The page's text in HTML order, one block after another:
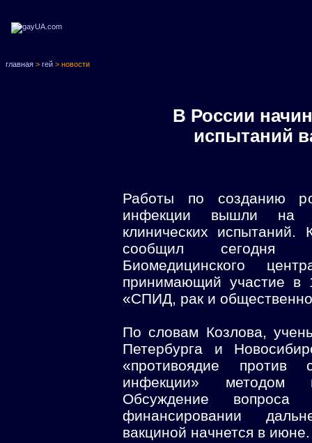
главная > гей > новости
В России
испытаний
Работы по созданию
инфекции вышли на
клинических
сообщил сегодня
Биомедицинского
принимающий участие в
«СПИД, рак и
По словам Козлова,
Петербурга и
«противоядие против
инфекции» методом
Обсуждение вопроса
финансировании
вакциной начнется в июне.